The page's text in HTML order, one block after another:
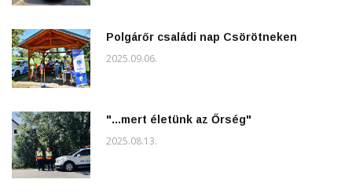
Polgárőr családi nap Csörötneken
2025.09.06.
"...mert életünk az Őrség"
2025.08.13.